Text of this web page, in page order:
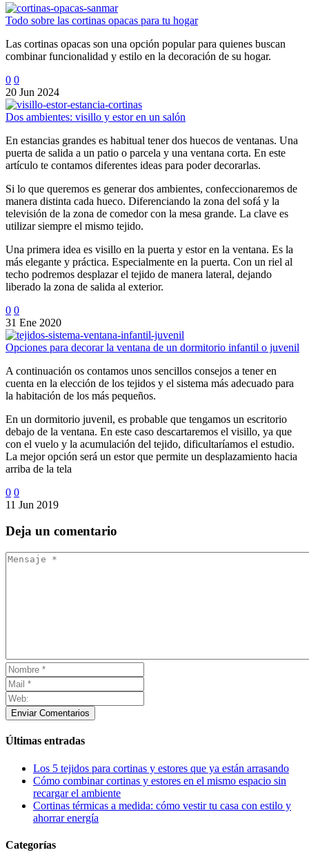
Todo sobre las cortinas opacas para tu hogar
Las cortinas opacas son una opción popular para quienes buscan
combinar funcionalidad y estilo en la decoración de su hogar.
0 0
20 Jun 2024
Dos ambientes: visillo y estor en un salón
En estancias grandes es habitual tener dos huecos de ventanas. Una
puerta de salida a un patio o parcela y una ventana corta. En este
artículo te contamos diferentes ideas para poder decorarlas.
Si lo que queremos es generar dos ambientes, confeccionaremos de
manera distinta cada hueco. Diferenciando la zona del sofá y la
televisión de la zona de comedor con la mesa grande. La clave es
utilizar siempre el mismo tejido.
Una primera idea es visillo en la puerta y estor en la ventana. Es la
más elegante y práctica. Especialmente en la puerta. Con un riel al
techo podremos desplazar el tejido de manera lateral, dejando
liberado la zona de salida al exterior.
0 0
31 Ene 2020
Opciones para decorar la ventana de un dormitorio infantil o juvenil
A continuación os contamos unos sencillos consejos a tener en
cuenta en la elección de los tejidos y el sistema más adecuado para
la habitación de los más pequeños.
En un dormitorio juvenil, es probable que tengamos un escritorio
debajo de la ventana. En este caso descartaremos el visillo, ya que
con el vuelo y la acumulación del tejido, dificultaríamos el estudio.
La mejor opción será un estor que permite un desplazamiento hacia
arriba de la tela
0 0
11 Jun 2019
Deja un comentario
Enviar Comentarios
Últimas entradas
Los 5 tejidos para cortinas y estores que ya están arrasando
Cómo combinar cortinas y estores en el mismo espacio sin
recargar el ambiente
Cortinas térmicas a medida: cómo vestir tu casa con estilo y
ahorrar energía
Categorías